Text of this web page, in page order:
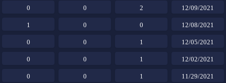
12/09/2021
2
0
0
12/08/2021
0
0
1
12/05/2021
1
0
0
12/02/2021
1
0
0
11/29/2021
1
0
0